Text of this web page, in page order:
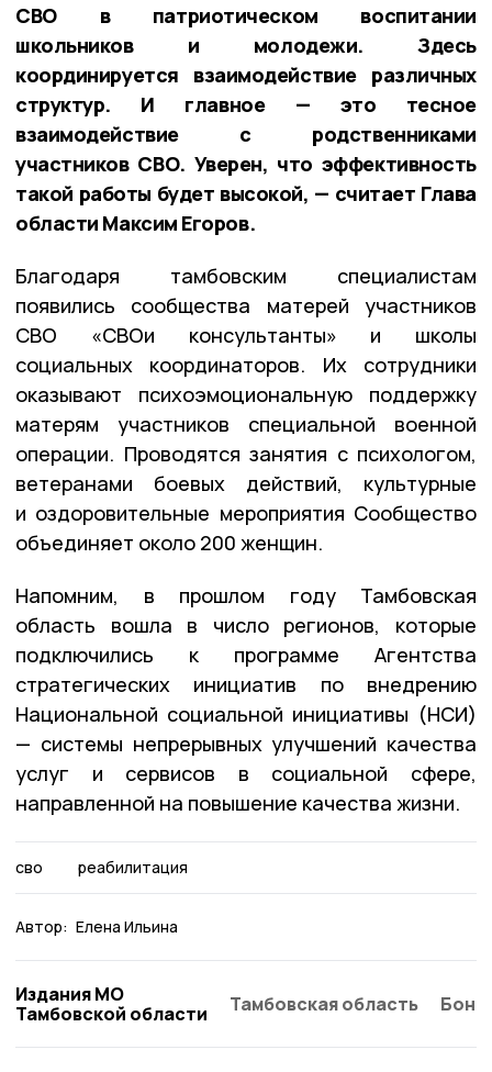
СВО в патриотическом воспитании
школьников и молодежи. Здесь
координируется взаимодействие различных
структур. И главное — это тесное
взаимодействие с родственниками
участников СВО. Уверен, что эффективность
такой работы будет высокой, — считает Глава
области Максим Егоров.
Благодаря тамбовским специалистам
появились сообщества матерей участников
СВО «СВОи консультанты» и школы
социальных координаторов. Их сотрудники
оказывают психоэмоциональную поддержку
матерям участников специальной военной
операции. Проводятся занятия с психологом,
ветеранами боевых действий, культурные
и оздоровительные мероприятия Сообщество
объединяет около 200 женщин.
Напомним, в прошлом году Тамбовская
область вошла в число регионов, которые
подключились к программе Агентства
стратегических инициатив по внедрению
Национальной социальной инициативы (НСИ)
— системы непрерывных улучшений качества
услуг и сервисов в социальной сфере,
направленной на повышение качества жизни.
сво реабилитация
Автор: Елена Ильина
Издания МО
Тамбовской области
Тамбовская область